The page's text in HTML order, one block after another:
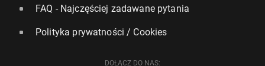
FAQ - Najczęściej zadawane pytania
Polityka prywatności / Cookies
DOŁĄCZ DO NAS: